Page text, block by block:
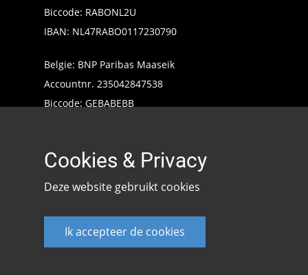
Biccode: RABONL2U
IBAN: NL47RABO0117230790
Belgie: BNP Paribas Maaseik
Accountnr. 235042847538
Biccode: GEBABEBB
Keencarp 2020
Cookies & Privacy
Deze website gebruikt cookies
Ik accepteer de cookies